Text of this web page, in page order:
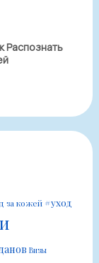
Распознать
за кожей #уход
Визы